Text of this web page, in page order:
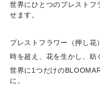
世界にひとつのプレストフ
せます。
プレストフラワー（押し花
時を超え、花を生かし、紡
世界に1つだけの
に。